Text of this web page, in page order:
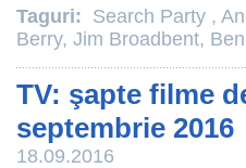
Taguri: Search Party ,
Berry, Jim Broadbent,
TV: şapte filme
septembrie 2016
18.09.2016